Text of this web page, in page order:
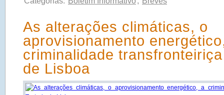
As alterações climáticas, o
aprovisionamento
criminalidade
de Lisboa